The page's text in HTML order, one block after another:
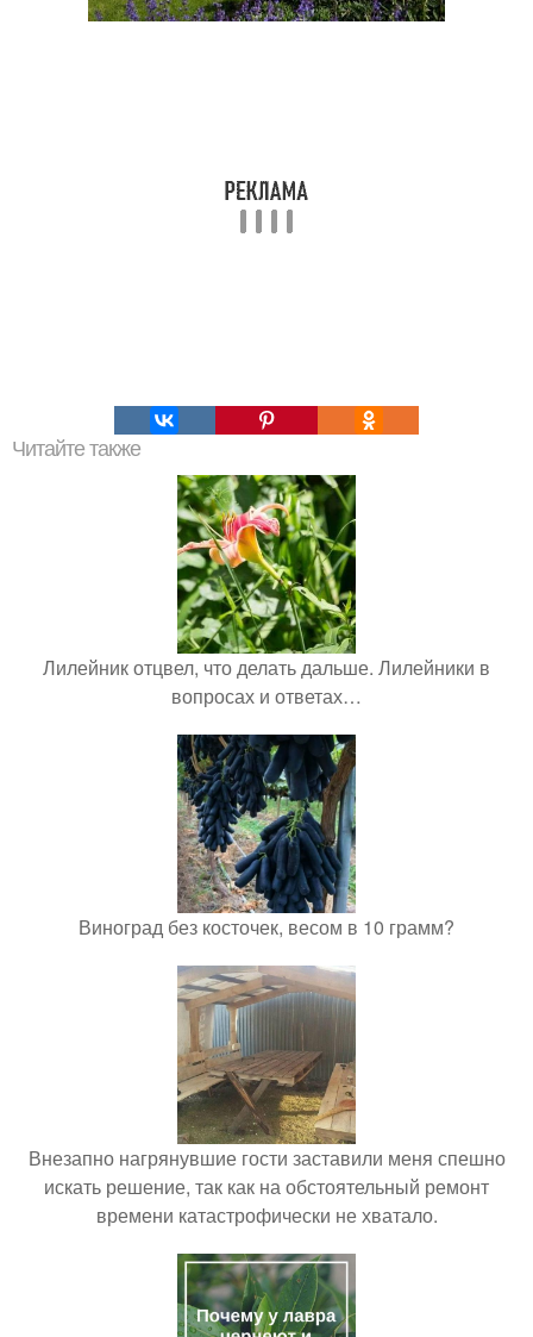
Читайте также
Лилейник отцвел, что делать дальше. Лилейники в
вопросах и ответах…
Виноград без косточек, весом в 10 грамм?
Внезапно нагрянувшие гости заставили меня спешно
искать решение, так как на обстоятельный ремонт
времени катастрофически не хватало.